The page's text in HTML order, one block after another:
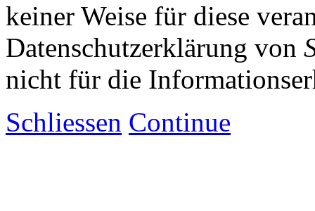
keiner Weise für diese
Datenschutzerklärung von
nicht für die
Schliessen Continue